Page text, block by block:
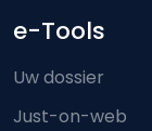
e-Tools
Uw dossier
Just-on-web